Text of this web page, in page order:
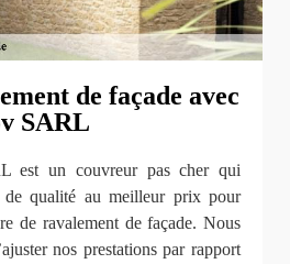
de façade avec
SARL
est un couvreur pas cher qui
de qualité au meilleur prix pour
de ravalement de façade. Nous
nos prestations par rapport